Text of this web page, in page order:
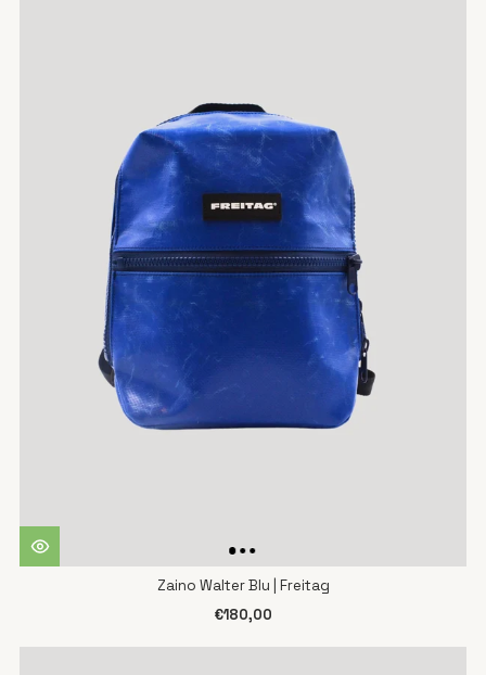
Zaino Walter Blu | Freitag
€180,00